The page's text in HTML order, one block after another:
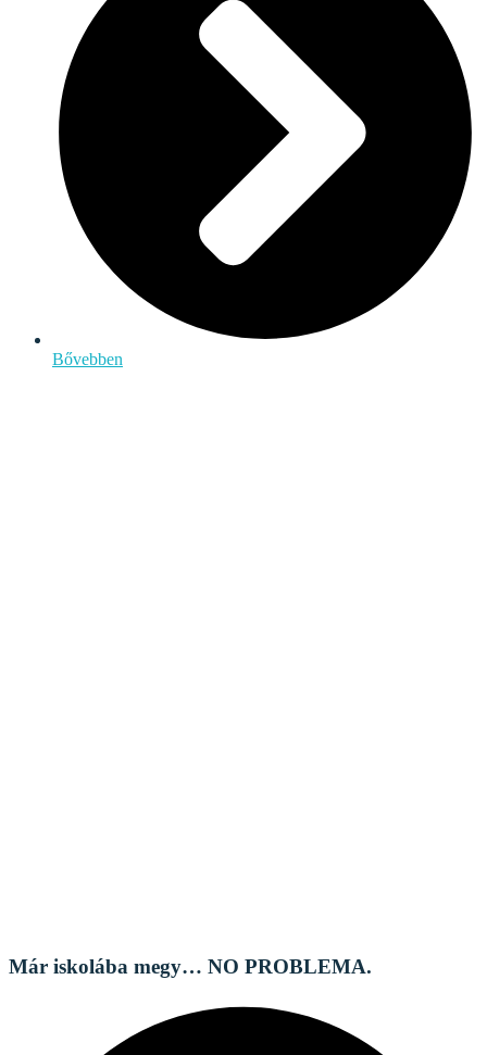
Bővebben
Már iskolába megy… NO PROBLEMA.